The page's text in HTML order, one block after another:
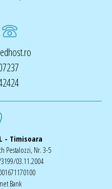
- Timisoara
Pestalozzi, Nr. 3-5
03.11.2004
Bank